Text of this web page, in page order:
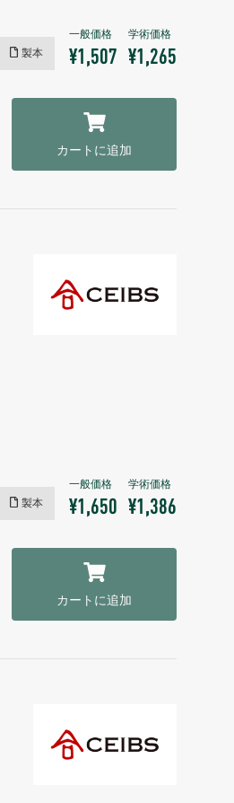
製本 ¥1,507 ¥1,265
カートに追加
製本 ¥1,650 ¥1,386
カートに追加